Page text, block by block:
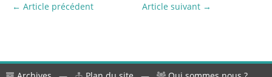
← Article précédent Article suivant →